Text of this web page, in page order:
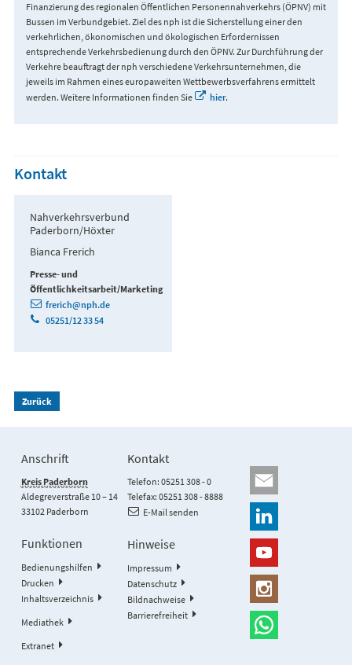
Finanzierung des regionalen Öffentlichen Personennahverkehrs (ÖPNV) mit
Bussen im Verbundgebiet. Ziel des nph ist die Sicherstellung einer den
verkehrlichen, ökonomischen und ökologischen Erfordernissen
entsprechende Verkehrsbedienung durch den ÖPNV. Zur Durchführung der
Verkehre beauftragt der nph verschiedene Verkehrsunternehmen, die
jeweils im Rahmen eines europaweiten Wettbewerbsverfahrens ermittelt
werden. Weitere Informationen finden Sie
hier.
Kontakt
Nahverkehrsverbund
Paderborn/Höxter
Bianca Frerich
Presse- und
Öffentlichkeitsarbeit/Marketing
frerich@nph.de
05251/12 33 54
Zurück
Anschrift
Kreis Paderborn
Aldegreverstraße 10 – 14
33102 Paderborn
Kontakt
Telefon: 05251 308 - 0
Telefax: 05251 308 - 8888
E-Mail senden
Funktionen
Bedienungshilfen
Drucken
Inhaltsverzeichnis
Mediathek
Extranet
Hinweise
Impressum
Datenschutz
Bildnachweise
Barrierefreiheit